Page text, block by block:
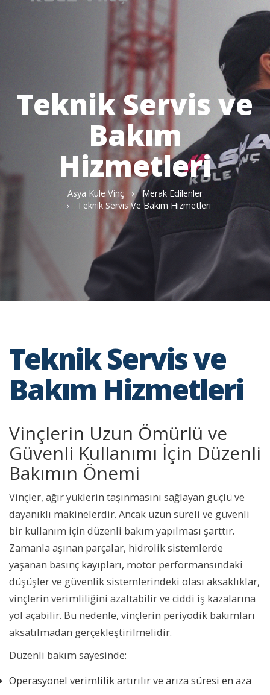
Teknik Servis ve
Bakım
Hizmetleri
Asya Kule Vinç
Merak Edilenler
Teknik Servis Ve Bakım Hizmetleri
Teknik Servis ve
Bakım Hizmetleri
Vinçlerin Uzun Ömürlü ve
Güvenli Kullanımı İçin Düzenli
Bakımın Önemi
Vinçler, ağır yüklerin taşınmasını sağlayan güçlü ve
dayanıklı makinelerdir. Ancak uzun süreli ve güvenli
bir kullanım için düzenli bakım yapılması şarttır.
Zamanla aşınan parçalar, hidrolik sistemlerde
yaşanan basınç kayıpları, motor performansındaki
düşüşler ve güvenlik sistemlerindeki olası aksaklıklar,
vinçlerin verimliliğini azaltabilir ve ciddi iş kazalarına
yol açabilir. Bu nedenle, vinçlerin periyodik bakımları
aksatılmadan gerçekleştirilmelidir.
Düzenli bakım sayesinde:
Operasyonel verimlilik artırılır ve arıza süresi en aza